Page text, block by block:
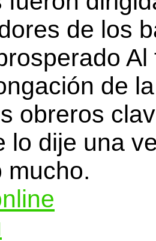
de los
de
obreros
lo dije una
mucho.